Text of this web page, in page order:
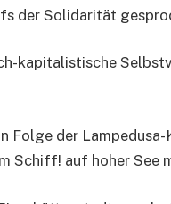
der Solidarität
kapitalistische
Folge der
Schiff! auf hoher See